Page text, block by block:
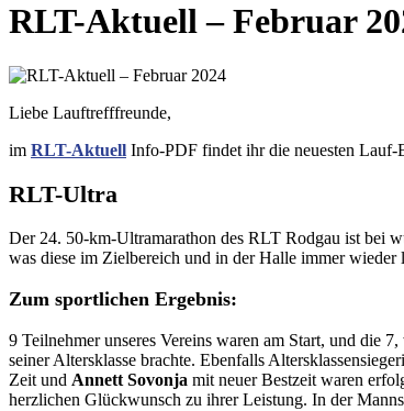
RLT-Aktuell – Februar
Liebe Lauftrefffreunde,
im RLT-Aktuell Info-PDF findet ihr die neuesten Lauf-
RLT-Ultra
Der 24. 50-km-Ultramarathon des RLT Rodgau ist bei
was diese im Zielbereich und in der Halle immer wieder
Zum sportlichen Ergebnis:
9 Teilnehmer unseres Vereins waren am Start, und die
seiner Altersklasse brachte. Ebenfalls
Zeit und Annett Sovonja mit neuer Bestzeit waren
herzlichen Glückwunsch zu ihrer Leistung. In der